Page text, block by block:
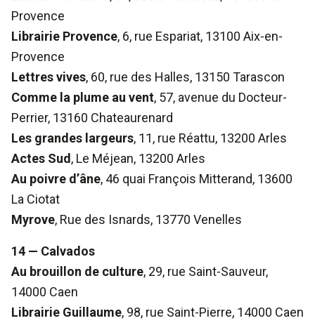
Provence
Librairie Provence, 6, rue Espariat, 13100 Aix-en-
Provence
Lettres vives, 60, rue des Halles, 13150 Tarascon
Comme la plume au vent, 57, avenue du Docteur-
Perrier, 13160 Chateaurenard
Les grandes largeurs, 11, rue Réattu, 13200 Arles
Actes Sud, Le Méjean, 13200 Arles
Au poivre d’âne, 46 quai François Mitterand, 13600
La Ciotat
Myrove, Rue des Isnards, 13770 Venelles
14 — Calvados
Au brouillon de culture, 29, rue Saint-Sauveur,
14000 Caen
Librairie Guillaume, 98, rue Saint-Pierre, 14000 Caen